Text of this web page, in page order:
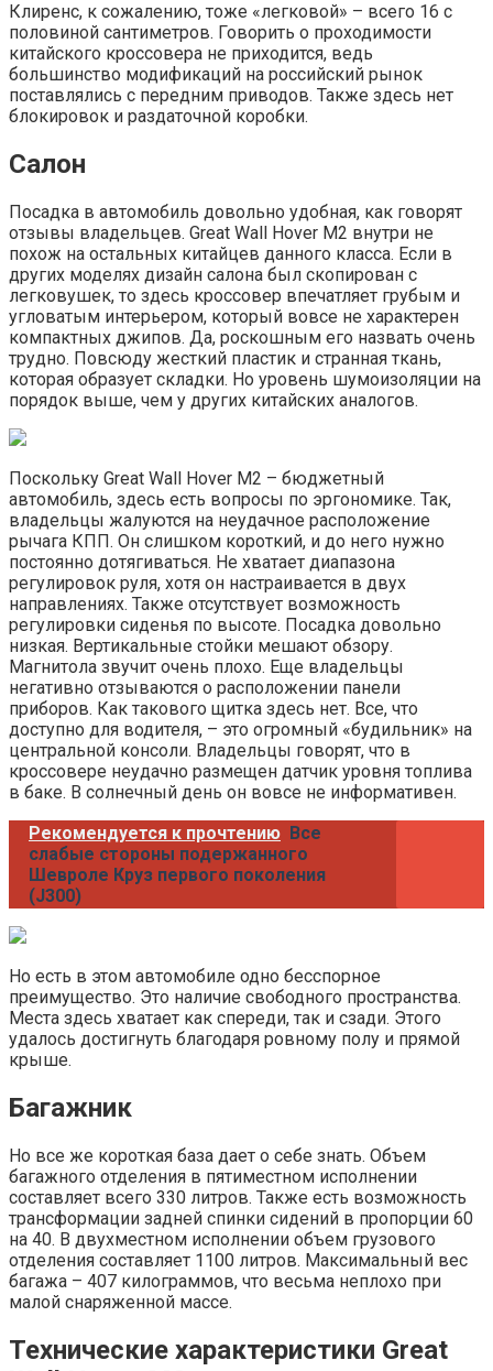
Клиренс, к сожалению, тоже «легковой» – всего 16 с
половиной сантиметров. Говорить о проходимости
китайского кроссовера не приходится, ведь
большинство модификаций на российский рынок
поставлялись с передним приводов. Также здесь нет
блокировок и раздаточной коробки.
Салон
Посадка в автомобиль довольно удобная, как говорят
отзывы владельцев. Great Wall Hover M2 внутри не
похож на остальных китайцев данного класса. Если в
других моделях дизайн салона был скопирован с
легковушек, то здесь кроссовер впечатляет грубым и
угловатым интерьером, который вовсе не характерен
компактных джипов. Да, роскошным его назвать очень
трудно. Повсюду жесткий пластик и странная ткань,
которая образует складки. Но уровень шумоизоляции на
порядок выше, чем у других китайских аналогов.
Поскольку Great Wall Hover M2 – бюджетный
автомобиль, здесь есть вопросы по эргономике. Так,
владельцы жалуются на неудачное расположение
рычага КПП. Он слишком короткий, и до него нужно
постоянно дотягиваться. Не хватает диапазона
регулировок руля, хотя он настраивается в двух
направлениях. Также отсутствует возможность
регулировки сиденья по высоте. Посадка довольно
низкая. Вертикальные стойки мешают обзору.
Магнитола звучит очень плохо. Еще владельцы
негативно отзываются о расположении панели
приборов. Как такового щитка здесь нет. Все, что
доступно для водителя, – это огромный «будильник» на
центральной консоли. Владельцы говорят, что в
кроссовере неудачно размещен датчик уровня топлива
в баке. В солнечный день он вовсе не информативен.
Рекомендуется к прочтению Все
слабые стороны подержанного
Шевроле Круз первого поколения
(J300)
Но есть в этом автомобиле одно бесспорное
преимущество. Это наличие свободного пространства.
Места здесь хватает как спереди, так и сзади. Этого
удалось достигнуть благодаря ровному полу и прямой
крыше.
Багажник
Но все же короткая база дает о себе знать. Объем
багажного отделения в пятиместном исполнении
составляет всего 330 литров. Также есть возможность
трансформации задней спинки сидений в пропорции 60
на 40. В двухместном исполнении объем грузового
отделения составляет 1100 литров. Максимальный вес
багажа – 407 килограммов, что весьма неплохо при
малой снаряженной массе.
Технические характеристики Great